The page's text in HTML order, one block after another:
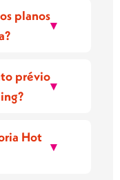
planos
▾
prévio
▾
Hot
▾